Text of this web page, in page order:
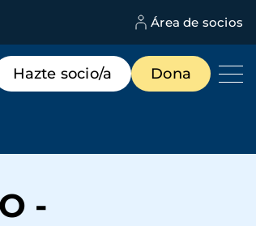
Área de socios
destacados
Hazte socio/a Dona
-